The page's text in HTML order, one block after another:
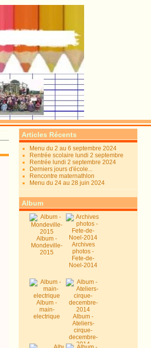
Articles Récents
Menu du 2 au 6 septembre 2024
Rentrée scolaire lundi 2 septembre
Rentrée lundi 2 septembre 2024
Derniers jours d'école...
Rencontre maternathlon
Menu du 24 au 28 juin 2024
Album
Album -
Mondeville-
2015
Archives
photos -
Fete-de-
Noel-2014
Album -
main-
electrique
Album -
Ateliers-
cirque-
decembre-
2014